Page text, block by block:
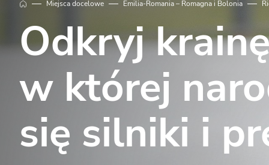
pojechać na
wakacje?
usługi
urlopem z Club
del Sole
Miejsca docelowe Emilia-Romania – Romagna i Bolonia
Odkryj
w której
się silniki i